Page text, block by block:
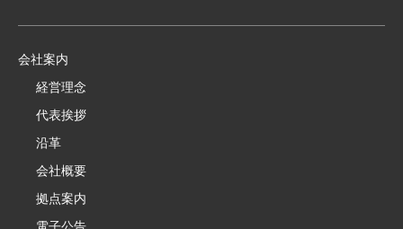
会社案内
経営理念
代表挨拶
沿革
会社概要
拠点案内
電子公告